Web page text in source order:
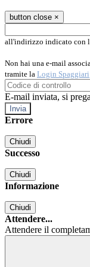
button close ×
all'indirizzo indicato con
Non hai una e-mail
tramite la Login Spaggiari
E-mail inviata, si
Errore
Chiudi
Successo
Chiudi
Informazione
Chiudi
Attendere...
Attendere il